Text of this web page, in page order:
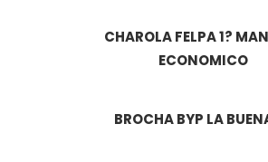
CHAROLA FELPA 1?
ECONOMICO
BROCHA BYP LA